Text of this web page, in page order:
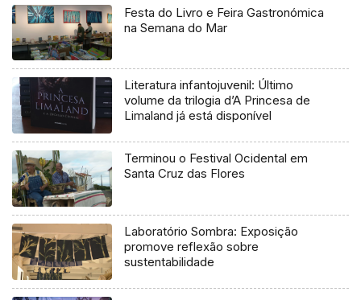
Festa do Livro e Feira Gastronómica
na Semana do Mar
Literatura infantojuvenil: Último
volume da trilogia d’A Princesa de
Limaland já está disponível
Terminou o Festival Ocidental em
Santa Cruz das Flores
Laboratório Sombra: Exposição
promove reflexão sobre
sustentabilidade